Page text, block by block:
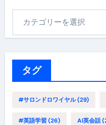
タグ
#サロンドロワイヤル(29)
#英語学習(26) AI英会話